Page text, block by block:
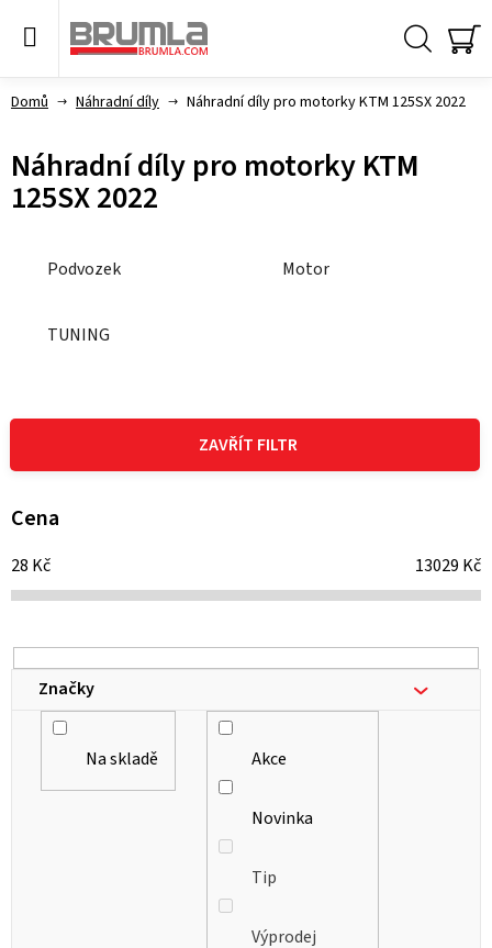
Domů Náhradní díly Náhradní díly pro motorky KTM 125SX 2022
Náhradní díly pro motorky KTM
125SX 2022
Podvozek Motor
TUNING
ZAVŘÍT FILTR
Cena
28 Kč 13029 Kč
Na skladě Akce
Novinka
Tip
Výprodej
Značky
V
p
i
p
r
o
d